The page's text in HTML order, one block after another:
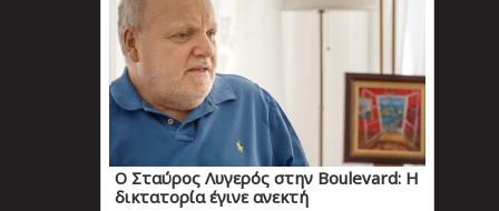
Ο Σταύρος Λυγερός στην Boulevard: Η
δικτατορία έγινε ανεκτή